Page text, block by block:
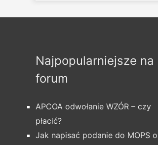
Najpopularniejsze na
forum
APCOA odwołanie WZÓR – czy
płacić?
Jak napisać podanie do MOPS o